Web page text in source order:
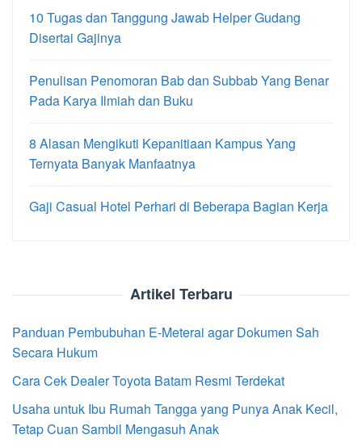
10 Tugas dan Tanggung Jawab Helper Gudang
Disertai Gajinya
Penulisan Penomoran Bab dan Subbab Yang Benar
Pada Karya Ilmiah dan Buku
8 Alasan Mengikuti Kepanitiaan Kampus Yang
Ternyata Banyak Manfaatnya
Gaji Casual Hotel Perhari di Beberapa Bagian Kerja
Artikel Terbaru
Panduan Pembubuhan E-Meterai agar Dokumen Sah
Secara Hukum
Cara Cek Dealer Toyota Batam Resmi Terdekat
Usaha untuk Ibu Rumah Tangga yang Punya Anak Kecil,
Tetap Cuan Sambil Mengasuh Anak